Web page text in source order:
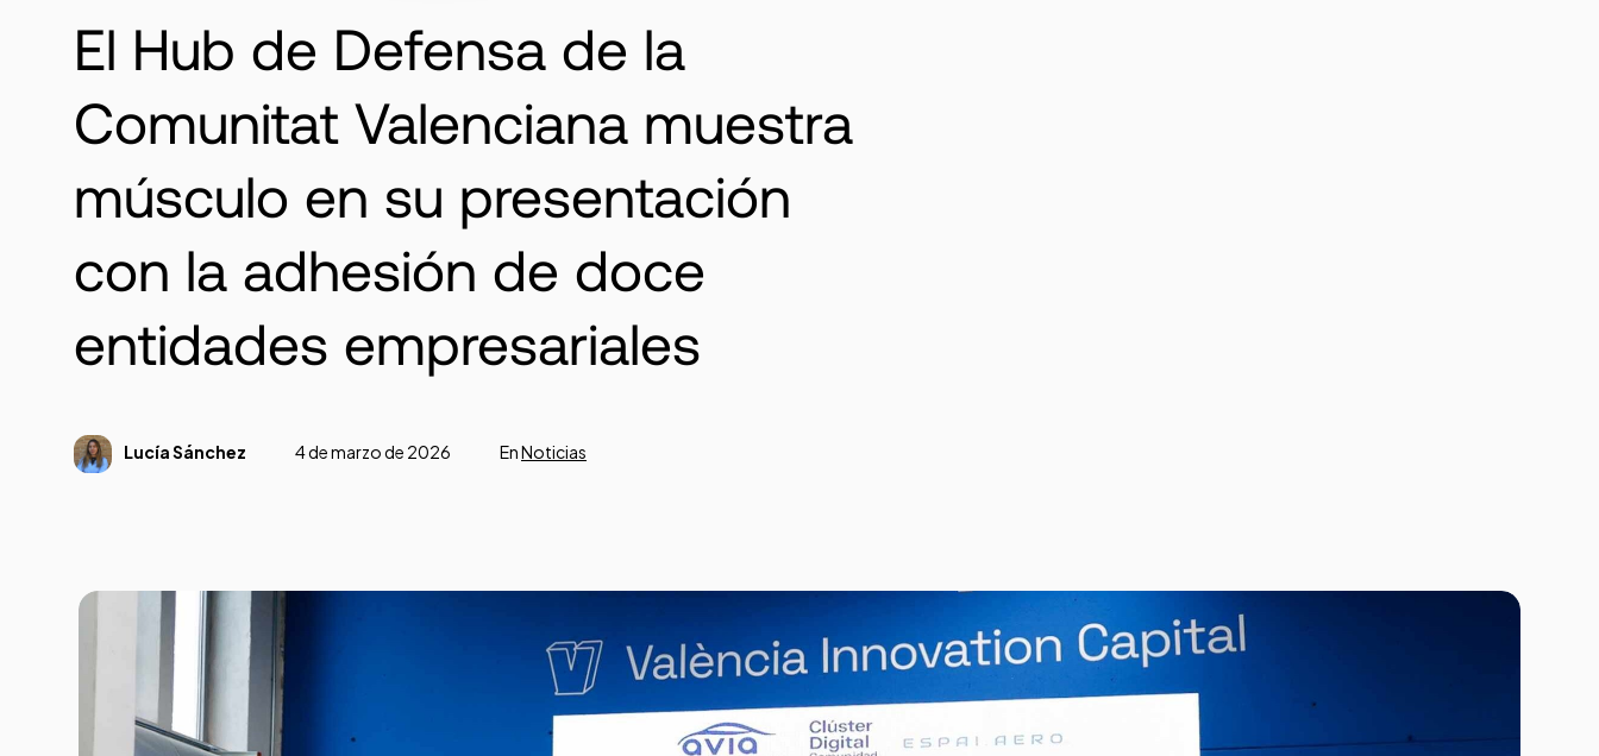
El Hub de Defensa de la
Comunitat Valenciana muestra
músculo en su presentación
con la adhesión de doce
entidades empresariales
Lucía Sánchez 4 de marzo de 2026 EnNoticias